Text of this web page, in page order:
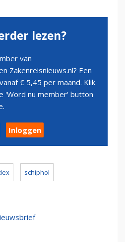
lezen?
van
Zakenreisnieuws.nl? Een
€ 5,45 per maand. Klik
'Word nu member' button
Inloggen
schiphol